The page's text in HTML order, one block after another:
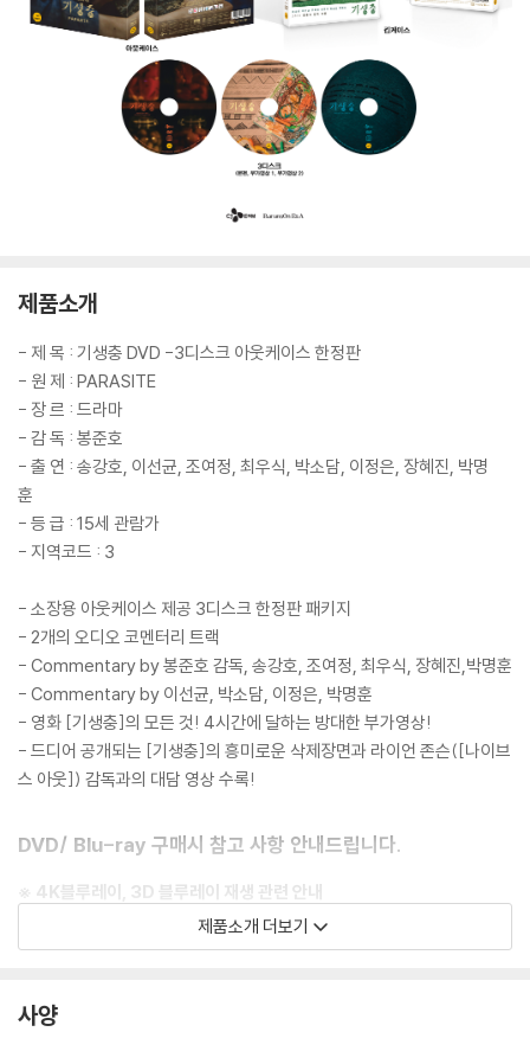
제품소개
- 제 목 : 기생충 DVD -3디스크 아웃케이스 한정판
- 원 제 : PARASITE
- 장 르 : 드라마
- 감 독 : 봉준호
- 출 연 : 송강호, 이선균, 조여정, 최우식, 박소담, 이정은, 장혜진, 박명
훈
- 등 급 : 15세 관람가
- 지역코드 : 3
- 소장용 아웃케이스 제공 3디스크 한정판 패키지
- 2개의 오디오 코멘터리 트랙
- Commentary by 봉준호 감독, 송강호, 조여정, 최우식, 장혜진,박명훈
- Commentary by 이선균, 박소담, 이정은, 박명훈
- 영화 [기생충]의 모든 것! 4시간에 달하는 방대한 부가영상!
- 드디어 공개되는 [기생충]의 흥미로운 삭제장면과 라이언 존슨([나이브
스 아웃]) 감독과의 대담 영상 수록!
DVD/ Blu-ray 구매시 참고 사항 안내드립니다.
※ 4K블루레이, 3D 블루레이 재생 관련 안내
1) 4K UHD 디스크는 대용량의 데이터 전송이 필요하므로 4K전용 플레
이어를 사용하셔야 합니다. 더불어 플레이어 소프트웨어 최신 버전의 업데
2) 3D 블루레이는 전용 플레이어와 3D 지원 TV를 통해서만 재생 가능합
니다.
제품소개 더보기
사양